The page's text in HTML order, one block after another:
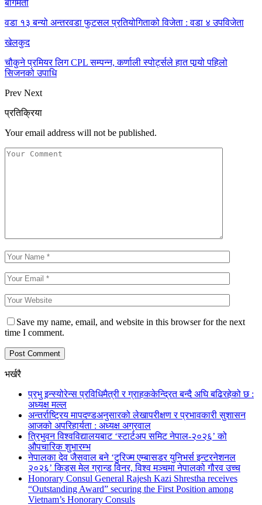
बागमती
वडा १३ बन्यो अन्तरवडा फुटसल प्रतियोगिताको विजेता : वडा ४ उपविजेता
खेलकुद
चौकुने प्रमियर लिग CPL सम्पन्न, कर्णाली स्पोर्ट्सले हात पार्‍यो पहिलो
सिजनको उपाधि
Prev Next
प्रतिक्रिया
Your email address will not be published.
Save my name, email, and website in this browser for the next
time I comment.
भर्खरै
प्रभु इन्स्योरेन्स प्रविधिमैत्री र ग्राहककेन्द्रित बन्दै अघि बढिरहेको छ :
अध्यक्ष मल्ल
अन्तर्राष्ट्रिय मापदण्डअनुसारको लेखापरीक्षण र प्रभावकारी सुशासन
आजको अपरिहार्यता : अध्यक्ष अग्रवाल
त्रिभुवन विश्वविद्यालयबाट ‘स्टार्टअप समिट नेपाल-२०२६’ को
औपचारिक शुभारम्भ
नेपालका देव जैसवाल बने ‘टुरिज्म एम्बासडर युनिभर्स इन्टरनेशनल
२०२६’ किड्स मेल ग्रान्ड विनर, विश्व मञ्चमा नेपालको गौरव उच्च
Honorary Consul General Rajesh Kazi Shrestha receives
“Outstanding Award” securing the First Position among
Vietnam’s Honorary Consuls